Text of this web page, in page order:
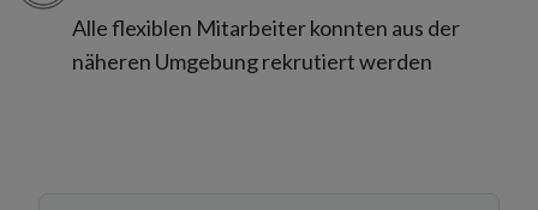
Alle flexiblen Mitarbeiter konnten aus der
näheren Umgebung rekrutiert werden